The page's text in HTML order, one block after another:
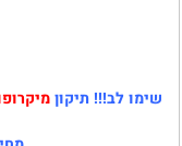
שימו לב!!! תיקון